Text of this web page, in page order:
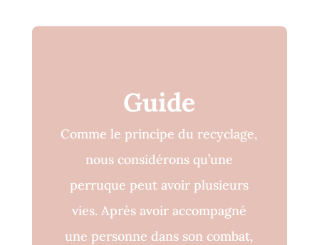
Guide
Comme le principe du recyclage,
nous considérons qu’une
perruque peut avoir plusieurs
vies. Après avoir accompagné
une personne dans son combat,